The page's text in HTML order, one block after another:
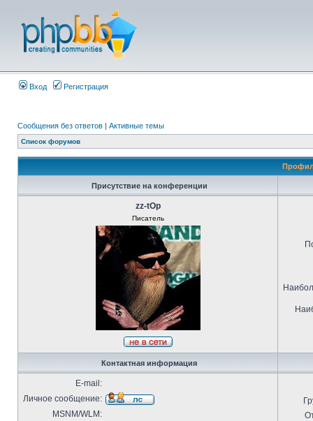
Вход Регистрация
Сообщения без ответов | Активные темы
Список форумов
Присутствие на конференции
zz-tOp
Писатель
Контактная информация
E-mail:
Личное сообщение:
MSNM/WLM: